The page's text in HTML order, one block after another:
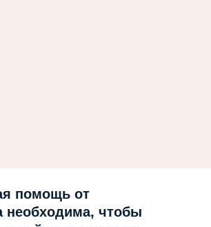
помощь от
необходима, чтобы